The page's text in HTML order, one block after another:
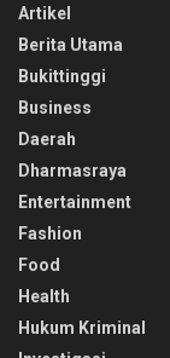
Artikel
Berita Utama
Bukittinggi
Business
Daerah
Dharmasraya
Entertainment
Fashion
Food
Health
Hukum Kriminal